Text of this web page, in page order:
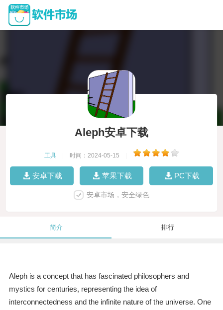
Aleph安卓下载
工具 时间：2024-05-15
安卓下载 苹果下载 PC下载
安卓市场，安全绿色
简介 排行
Aleph is a concept that has fascinated philosophers and
mystics for centuries, representing the idea of
interconnectedness and the infinite nature of the universe. One